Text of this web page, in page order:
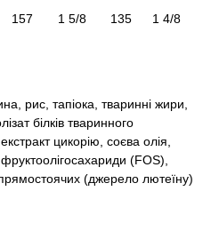
157 1 5/8 135 1 4/8
рис, тапіока, тваринні жири,
білків тваринного
цикорію, соєва олія,
(FOS),
(джерело лютеїну)